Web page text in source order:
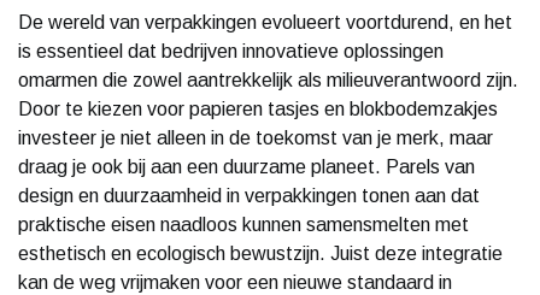
De wereld van verpakkingen evolueert voortdurend, en het
is essentieel dat bedrijven innovatieve oplossingen
omarmen die zowel aantrekkelijk als milieuverantwoord zijn.
Door te kiezen voor papieren tasjes en blokbodemzakjes
investeer je niet alleen in de toekomst van je merk, maar
draag je ook bij aan een duurzame planeet. Parels van
design en duurzaamheid in verpakkingen tonen aan dat
praktische eisen naadloos kunnen samensmelten met
esthetisch en ecologisch bewustzijn. Juist deze integratie
kan de weg vrijmaken voor een nieuwe standaard in